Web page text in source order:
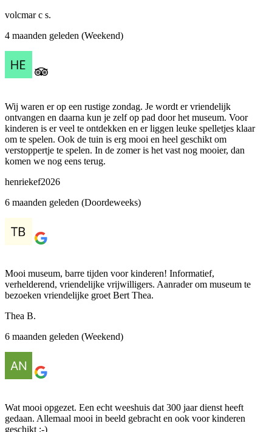
volcmar c s.
4 maanden geleden (Weekend)
Wij waren er op een rustige zondag. Je wordt er vriendelijk
ontvangen en daarna kun je zelf op pad door het museum. Voor
kinderen is er veel te ontdekken en er liggen leuke spelletjes klaar
om te spelen. Ook de tuin is erg mooi en heel geschikt om
verstoppertje te spelen. In de zomer is het vast nog mooier, dan
komen we nog eens terug.
henriekef2026
6 maanden geleden (Doordeweeks)
Mooi museum, barre tijden voor kinderen! Informatief,
verhelderend, vriendelijke vrijwilligers. Aanrader om museum te
bezoeken vriendelijke groet Bert Thea.
Thea B.
6 maanden geleden (Weekend)
Wat mooi opgezet. Een echt weeshuis dat 300 jaar dienst heeft
gedaan. Allemaal mooi in beeld gebracht en ook voor kinderen
geschikt ;-)